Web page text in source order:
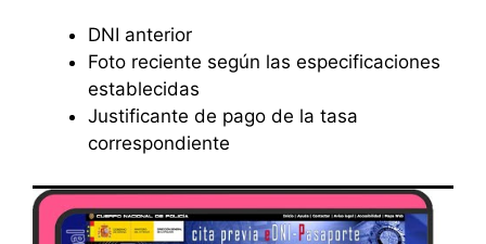
DNI anterior
Foto reciente según las especificaciones
establecidas
Justificante de pago de la tasa
correspondiente